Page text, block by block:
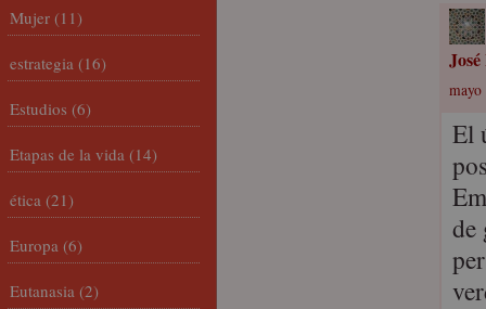
mayo
El
de
Mujer (11)
estrategia (16)
Estudios (6)
Etapas de la vida (14)
ética (21)
Europa (6)
Eutanasia (2)